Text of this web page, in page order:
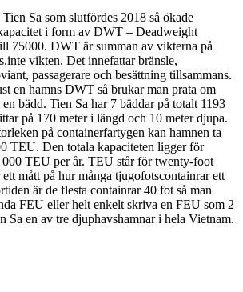
Sa som slutfördes 2018 så ökade
i form av DWT – Deadweight
75000. DWT är summan av vikterna på
vikten. Det innefattar bränsle,
passagerare och besättning tillsammans.
en hamns DWT så brukar man prata om
bädd. Tien Sa har 7 bäddar på totalt 1193
på 170 meter i längd och 10 meter djupa.
på containerfartygen kan hamnen ta
TEU. Den totala kapaciteten ligger för
TEU per år. TEU står för twenty-foot
mått på hur många tjugofotscontainrar ett
är de flesta containrar 40 fot så man
FEU eller helt enkelt skriva en FEU som 2
Sa en av tre djuphavshamnar i hela Vietnam.